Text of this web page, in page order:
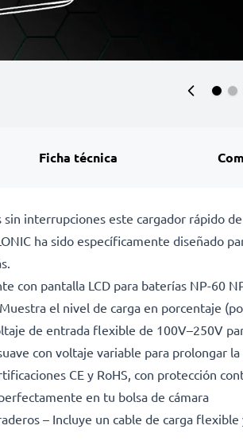
Ficha técnica
interrupciones este cargador rápido
ha sido específicamente diseñado
con pantalla LCD para baterías NP-60
el nivel de carga en porcentaje
de entrada flexible de 100V–250V
con voltaje variable para prolongar
CE y RoHS, con protección
en tu bolsa de cámara
– Incluye un cable de carga